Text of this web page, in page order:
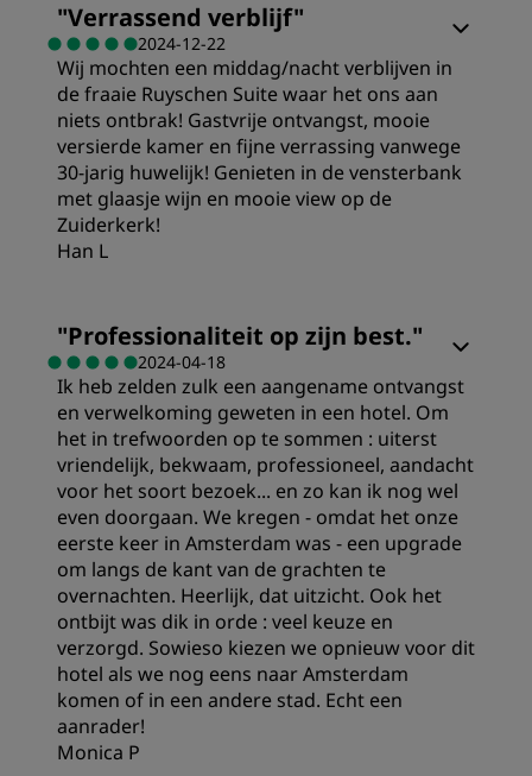
"Verrassend verblijf"
2024-12-22
Wij mochten een middag/nacht verblijven in
de fraaie Ruyschen Suite waar het ons aan
niets ontbrak! Gastvrije ontvangst, mooie
versierde kamer en fijne verrassing vanwege
30-jarig huwelijk! Genieten in de vensterbank
met glaasje wijn en mooie view op de
Zuiderkerk!
Han L
"Professionaliteit op zijn best."
2024-04-18
Ik heb zelden zulk een aangename ontvangst
en verwelkoming geweten in een hotel. Om
het in trefwoorden op te sommen : uiterst
vriendelijk, bekwaam, professioneel, aandacht
voor het soort bezoek... en zo kan ik nog wel
even doorgaan. We kregen - omdat het onze
eerste keer in Amsterdam was - een upgrade
om langs de kant van de grachten te
overnachten. Heerlijk, dat uitzicht. Ook het
ontbijt was dik in orde : veel keuze en
verzorgd. Sowieso kiezen we opnieuw voor dit
hotel als we nog eens naar Amsterdam
komen of in een andere stad. Echt een
aanrader!
Monica P